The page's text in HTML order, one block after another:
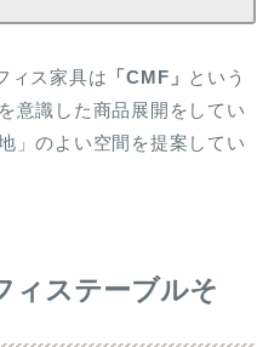
ィス家具は 「CMF」 という
意識した商品展開をしてい
」のよい空間を提案してい
ィステーブルそ